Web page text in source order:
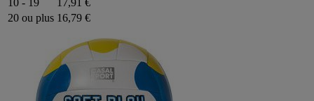
10 - 19
17,91 €
20 ou plus 16,79 €